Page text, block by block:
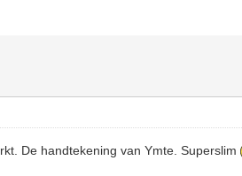
De handtekening van Ymte. Superslim